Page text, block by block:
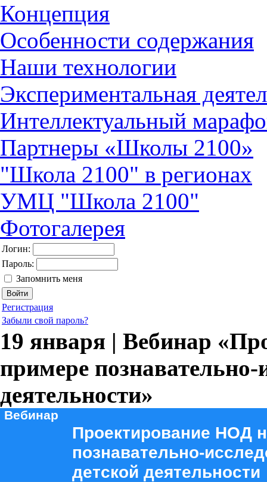
Концепция
Особенности содержания
Наши технологии
Экспериментальная
Интеллектуальный
Партнеры «Школы 2100»
"Школа 2100" в регионах
УМЦ "Школа 2100"
Фотогалерея
Логин:
Пароль:
Запомнить меня
Регистрация
Забыли свой пароль?
19 января | Вебинар
примере познавательно-
деятельности»
Вебинар
Проектирование НОД
познавательно-
детской деятельности